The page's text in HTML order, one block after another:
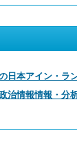
日本アイン・ラ
治情報情報・分